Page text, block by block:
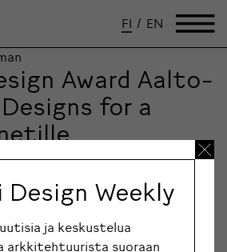
FI / EN
Award Aalto-
for a
ja Helsingin kaupungin yhdessä
Design Weekly
ja keskustelua
arkkitehtuurista suoraan